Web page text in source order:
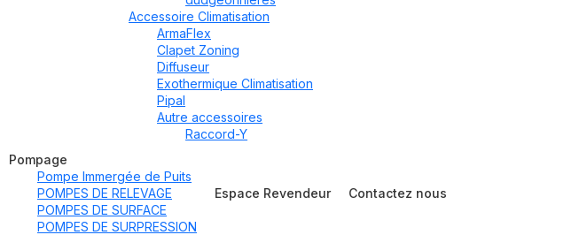
Accessoire Climatisation
ArmaFlex
Clapet Zoning
Diffuseur
Exothermique Climatisation
Pipal
Autre accessoires
Raccord-Y
Pompage
Pompe Immergée de Puits
POMPES DE RELEVAGE
POMPES DE SURFACE
POMPES DE SURPRESSION
Espace Revendeur Contactez nous